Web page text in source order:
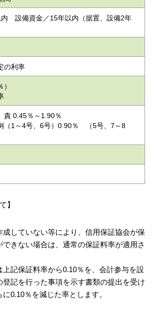
設備資金／15年以内（据置、設備2年
の利率
0.45％～1.90％
（1～4号、6号）0.90％ （5号、7～8
】
成していない等により、信用保証協会が保
できない場合は、通常の保証料率が適用さ
上記保証料率から0.10％を、会計参与を設
登記を行った事項を示す書類の提出を受け
0.10％を減じた率とします。